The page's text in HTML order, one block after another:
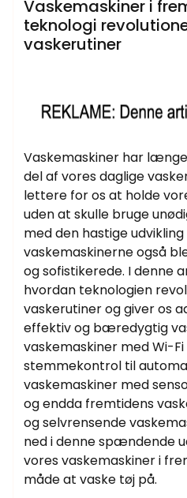
Vaskemaskiner i
teknologi
vaskerutiner
Vaskemaskiner har
del af vores daglige
lettere for os at holde
uden at skulle bruge
med den hastige
vaskemaskinerne også
og sofistikerede. I denne
hvordan teknologien
vaskerutiner og giver os
effektiv og bæredygtig
vaskemaskiner med Wi-
stemmekontrol til
vaskemaskiner med
og endda fremtidens
og selvrensende
ned i denne spændende
vores vaskemaskiner i
måde at vaske tøj på.